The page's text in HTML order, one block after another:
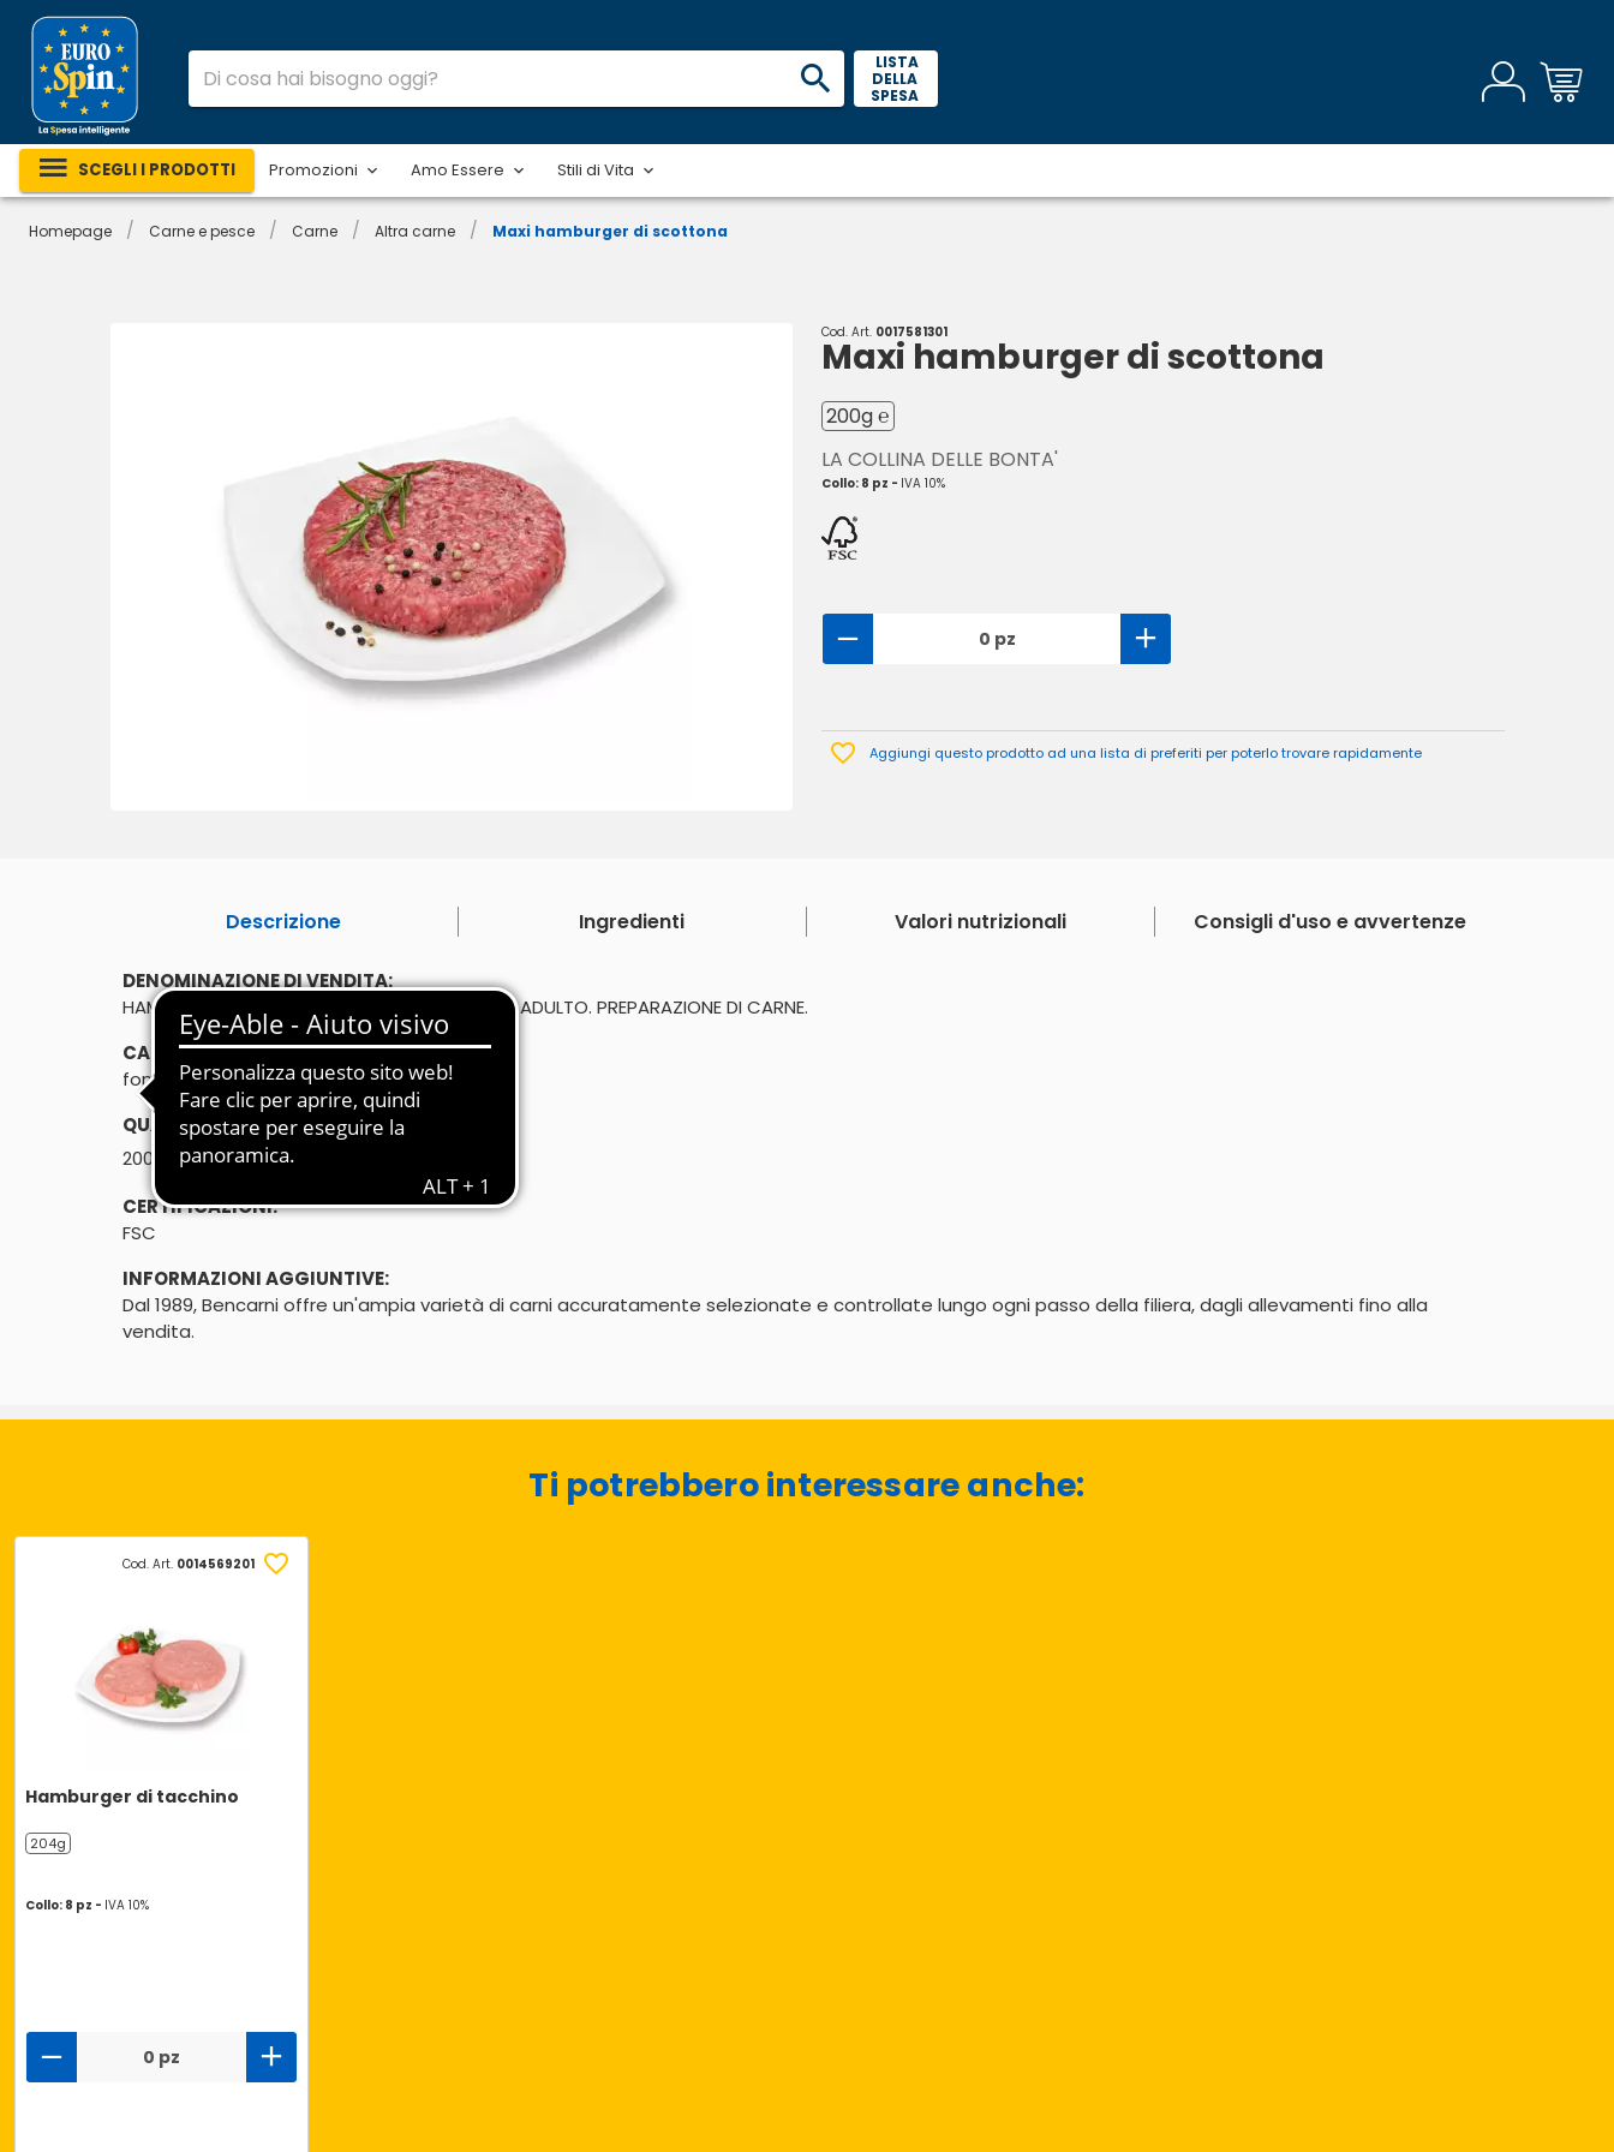
LISTA
DELLA
SPESA
SCEGLI I PRODOTTI Promozioni Amo Essere Stili di Vita
Homepage / Carne e pesce / Carne / Altra carne / Maxi hamburger di scottona
Cod. Art. 0017581301
Maxi hamburger di scottona
200g ℮
LA COLLINA DELLE BONTA'
Collo: 8 pz - IVA 10%
0 pz
Aggiungi questo prodotto ad una lista di preferiti per poterlo trovare rapidamente
Descrizione Ingredienti Valori nutrizionali Consigli d'uso e avvertenze
DENOMINAZIONE DI VENDITA:
HAMBURGER 1x200G SCOTTONA SKIN. BOVINO ADULTO. PREPARAZIONE DI CARNE.
CARATTERISTICHE:
fonte naturale di proteine
QUANTITÀ:
200g
℮
CERTIFICAZIONI:
FSC
INFORMAZIONI AGGIUNTIVE:
Dal 1989, Bencarni offre un'ampia varietà di carni accuratamente selezionate e controllate lungo ogni passo della filiera, dagli allevamenti fino alla
vendita.
Ti potrebbero interessare anche:
Cod. Art. 0014569201
Hamburger di tacchino
204g
Collo: 8 pz - IVA 10%
0 pz